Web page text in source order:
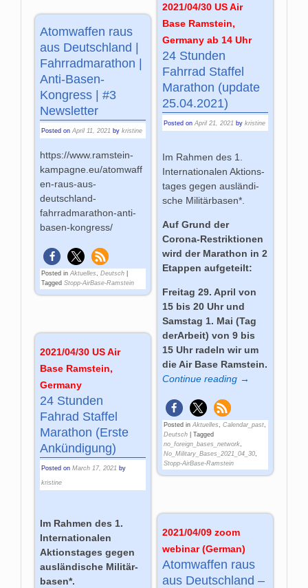
2021/04/30 US Air
Base Ramstein,
Germany ab 14 Uhr
24 Stunden
Fahrrad Staffel
Marathon (update
25.04.2021)
Posted on April 21, 2021 by kristine
Im Rah­men des 1.
Inter­na­tio­na­len Aktions­
ta­ges ge­gen aus­län­di­
sche Mi­li­tär­ba­sen*.
Auf Grund der
Corona-Restriktionen
wird der Marathon in 2
Etappen aufgeteilt:
Freitag 29. April von
15 bis 20 Uhr und
Samstag 1. Mai (Tag
derArbeit) von 9 bis
15 Uhr radeln wir um
die Air Base Ramstein.
Continue reading →
Posted in Aktuelles, Calendar_past,
Deutsch| Tagged
no_foreign_bases_network,
No_Military_Bases_2021_04_30,
Stopp-AirBase-Ramstein
Atomwaffen raus
aus Deutschland |
Fahrradmarathon |
Anti-Basen-
Kongress | #3
Newsletter
Posted onApril 11, 2021 bykristine
https://www.ramstein-
kampagne.eu/atomwaff
en-raus-aus-
deutschland-
fahrradmarathon-anti-
basen-kongress/
Posted in Aktuelles,Deutsch
Tagged Stopp-AirBase-Ramstein
2021/04/30 US Air
Base Ramstein,
Germany
24 Stunden
Fahrad Staffel
Marathon (Erste
Ankündigung)
Posted onMarch 17, 2021 by
kristine
Im Rah­men des 1.
Inter­na­tio­na­len
Aktions­ta­ges ge­gen
aus­län­di­sche Mi­li­tär­
ba­sen*.
2021/04/09 zoom
webinar (German)
Atom­waf­fen raus
aus Deutsch­land –